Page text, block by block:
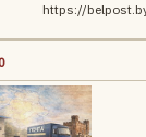
https://